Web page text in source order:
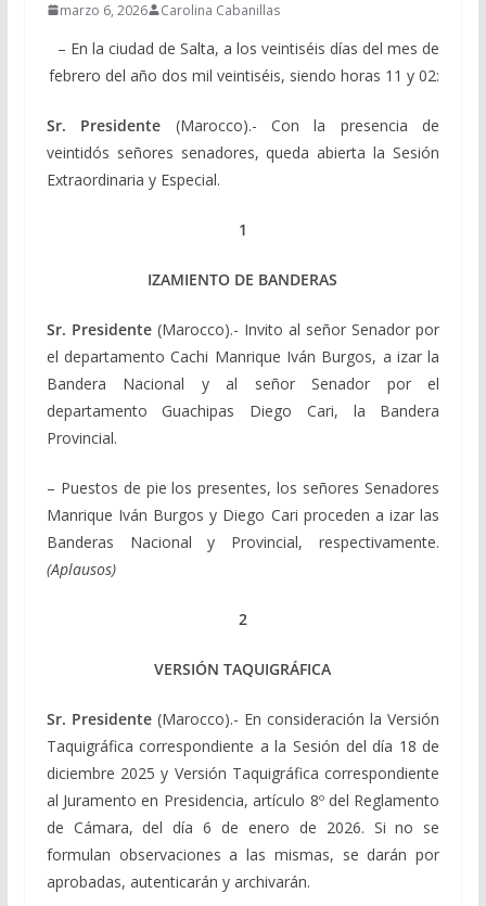
marzo 6, 2026 Carolina Cabanillas
– En la ciudad de Salta, a los veintiséis días del mes de
febrero del año dos mil veintiséis, siendo horas 11 y 02:
Sr. Presidente (Marocco).- Con la presencia de
veintidós señores senadores, queda abierta la Sesión
Extraordinaria y Especial.
1
IZAMIENTO DE BANDERAS
Sr. Presidente(Marocco).- Invito al señor Senador por
el departamento Cachi Manrique Iván Burgos, a izar la
Bandera Nacional y al señor Senador por el
departamento Guachipas Diego Cari, la Bandera
Provincial.
– Puestos de pie los presentes, los señores Senadores
Manrique Iván Burgos y Diego Cari proceden a izar las
Banderas Nacional y Provincial, respectivamente.
(Aplausos)
2
VERSIÓN TAQUIGRÁFICA
Sr. Presidente(Marocco).- En consideración la Versión
Taquigráfica correspondiente a la Sesión del día 18 de
diciembre 2025 y Versión Taquigráfica correspondiente
al Juramento en Presidencia, artículo 8º del Reglamento
de Cámara, del día 6 de enero de 2026. Si no se
formulan observaciones a las mismas, se darán por
aprobadas, autenticarán y archivarán.